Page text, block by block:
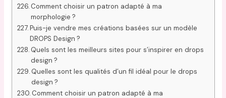
Comment choisir un patron adapté à ma
morphologie ?
Puis-je vendre mes créations basées sur un modèle
DROPS Design ?
Quels sont les meilleurs sites pour s’inspirer en drops
design ?
Quelles sont les qualités d’un fil idéal pour le drops
design ?
Comment choisir un patron adapté à ma